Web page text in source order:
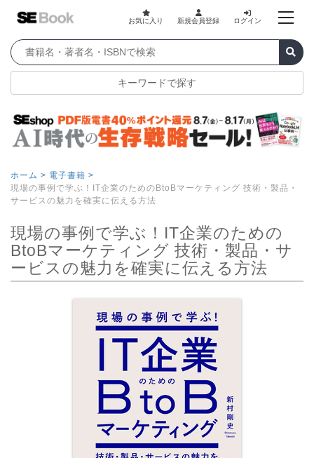
お気に入り 新規会員登録 ログイン
キーワードで探す
ホーム > 電子書籍 >
現場の事例で学ぶ！IT企業のためのBtoBマーケティング 技術・製品・
サービスの魅力を確実に伝える方法
現場の事例で学ぶ！IT企業のための
BtoBマーケティング 技術・製品・サ
ービスの魅力を確実に伝える方法